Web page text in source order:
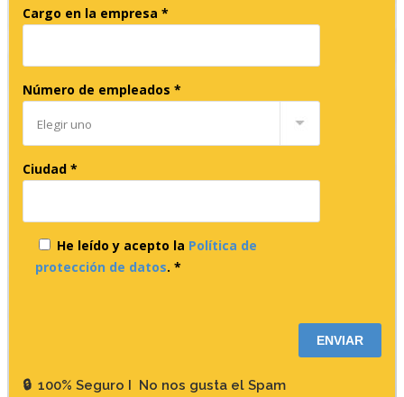
Cargo en la empresa *
Número de empleados *
Ciudad *
He leído y acepto la Política de
protección de datos. *
campo
🔒 100% Seguro I No nos gusta el Spam